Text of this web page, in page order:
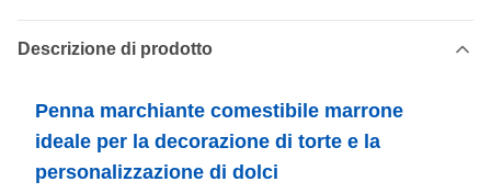
Descrizione di prodotto
Penna marchiante comestibile marrone
ideale per la decorazione di torte e la
personalizzazione di dolci